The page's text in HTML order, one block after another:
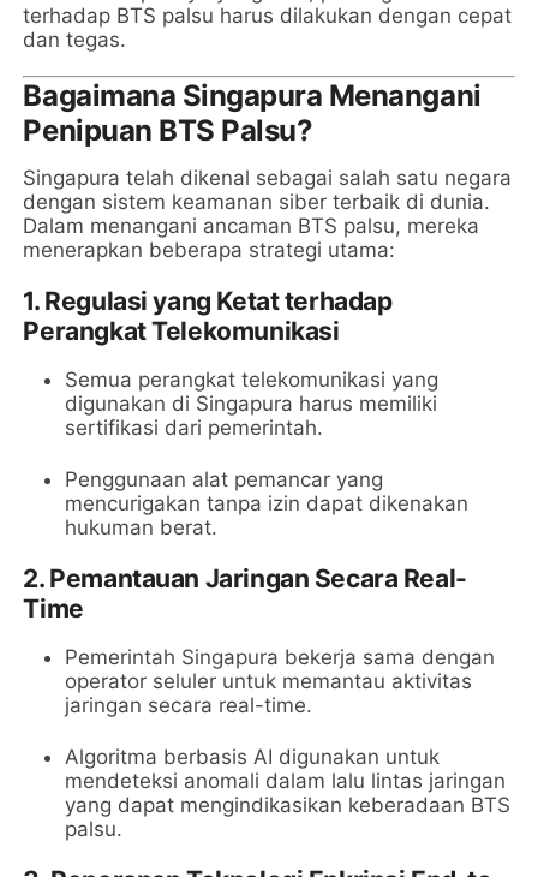
terhadap BTS palsu harus dilakukan dengan cepat
dan tegas.
Bagaimana Singapura Menangani
Penipuan BTS Palsu?
Singapura telah dikenal sebagai salah satu negara
dengan sistem keamanan siber terbaik di dunia.
Dalam menangani ancaman BTS palsu, mereka
menerapkan beberapa strategi utama:
1. Regulasi yang Ketat terhadap
Perangkat Telekomunikasi
Semua perangkat telekomunikasi yang
digunakan di Singapura harus memiliki
sertifikasi dari pemerintah.
Penggunaan alat pemancar yang
mencurigakan tanpa izin dapat dikenakan
hukuman berat.
2. Pemantauan Jaringan Secara Real-
Time
Pemerintah Singapura bekerja sama dengan
operator seluler untuk memantau aktivitas
jaringan secara real-time.
Algoritma berbasis AI digunakan untuk
mendeteksi anomali dalam lalu lintas jaringan
yang dapat mengindikasikan keberadaan BTS
palsu.